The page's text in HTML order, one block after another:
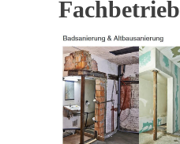
Fachbetrieb